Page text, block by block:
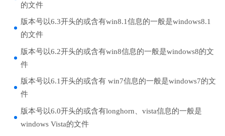
的文件
版本号以6.3开头的或含有win8.1信息的一般是windows8.1
的文件
版本号以6.2开头的或含有win8信息的一般是windows8的文
件
版本号以6.1开头的或含有 win7信息的一般是windows7的文
件
版本号以6.0开头的或含有longhorn、vista信息的一般是
windows Vista的文件